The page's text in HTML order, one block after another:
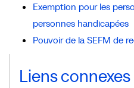
Exemption pour les
personnes handicapées
Pouvoir de la SEFM de
Liens connexes